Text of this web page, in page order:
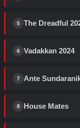
5 The Dreadful
6 Vadakkan 2024
7 Ante
8 House Mates